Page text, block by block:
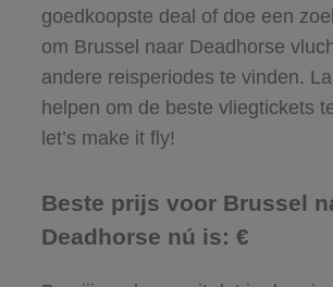
goedkoopste deal of doe een
om Brussel naar Deadhorse
andere reisperiodes te vinden.
helpen om de beste vliegtickets
let’s make it fly!
Beste prijs voor Brussel
Deadhorse nú is: €